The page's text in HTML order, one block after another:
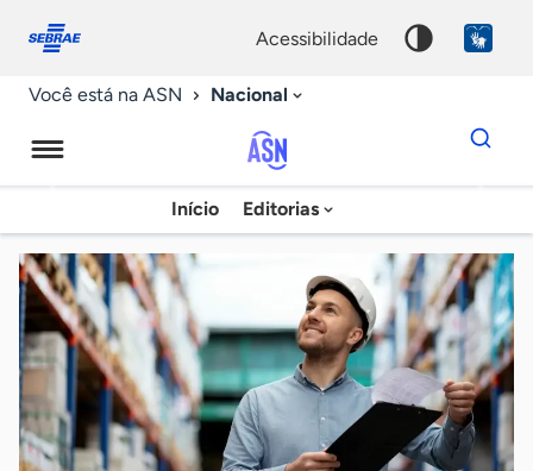
conosco
acessibilidade
Você está na ASN Nacional
Agência
Sebrae
Notícias
Início Editorias
Dados
para
chave